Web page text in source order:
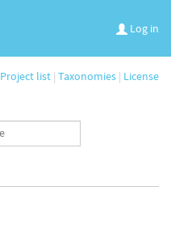
Log in
Project list | Taxonomies | License